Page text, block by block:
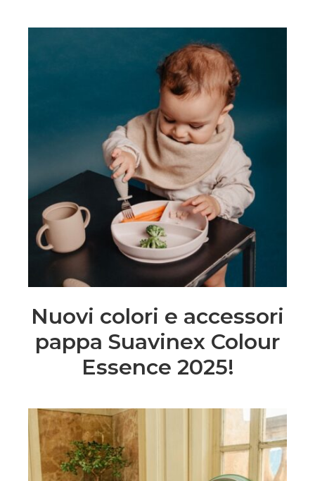
Nuovi colori e accessori
pappa Suavinex Colour
Essence 2025!